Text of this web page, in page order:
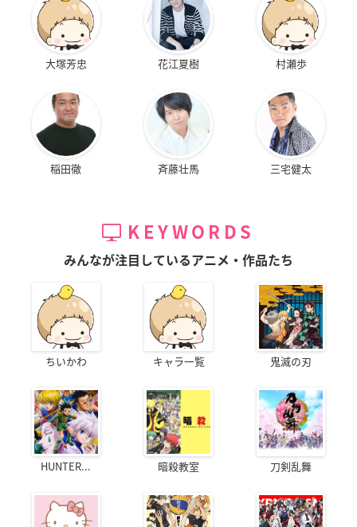
大塚芳忠 花江夏樹 村瀬歩
稲田徹 斉藤壮馬 三宅健太
KEYWORDS
みんなが注目しているアニメ・作品たち
ちいかわ キャラ一覧 鬼滅の刃
HUNTER... 暗殺教室 刀剣乱舞